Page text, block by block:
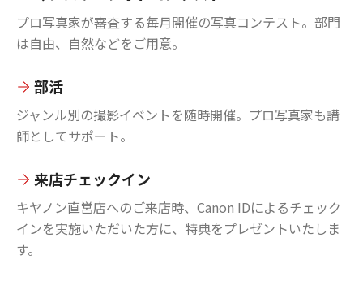
プロ写真家が審査する毎月開催の写真コンテスト。部門
は自由、自然などをご用意。
部活
ジャンル別の撮影イベントを随時開催。プロ写真家も講
師としてサポート。
来店チェックイン
キヤノン直営店へのご来店時、Canon IDによるチェック
インを実施いただいた方に、特典をプレゼントいたしま
す。